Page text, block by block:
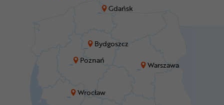
Bydgoszcz
Gdańsk
Poznań Warszawa
Wrocław